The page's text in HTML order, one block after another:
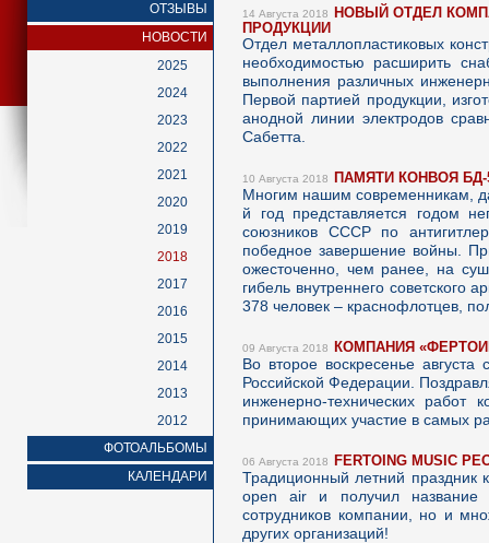
ОТЗЫВЫ
НОВОСТИ
2025
2024
2023
2022
2021
2020
2019
2018
2017
2016
2015
2014
2013
2012
ФОТОАЛЬБОМЫ
КАЛЕНДАРИ
14 Августа 2018
НОВЫЙ ОТДЕЛ
ПРОДУКЦИИ
Отдел металлопластиковых
необходимостью расширить
выполнения различных
Первой партией продукции,
анодной линии электродов
Сабетта.
10 Августа 2018 ПАМЯТИ КОНВОЯ БД-
Многим нашим современникам,
й год представляется годом
союзников СССР по
победное завершение войны.
ожесточенно, чем ранее, на
гибель внутреннего советского
378 человек – краснофлотцев,
09 Августа 2018 КОМПАНИЯ
Во второе воскресенье
Российской Федерации.
инженерно-технических работ
принимающих участие в самых
06 Августа 2018 FERTOING MUSIC
Традиционный летний праздник
open air и получил название
сотрудников компании, но и
других организаций!